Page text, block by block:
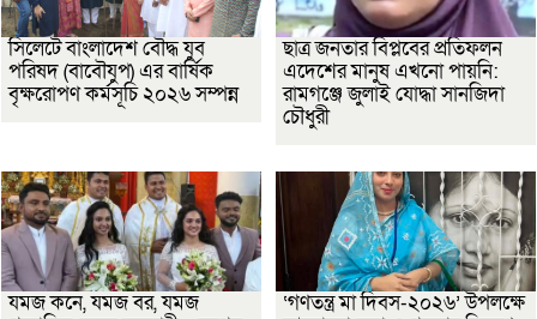
সিলেটে বাংলাদেশ বৌদ্ধ যুব
পরিষদ (বাবৌযুপ) এর বার্ষিক
বৃক্ষরোপণ কর্মসূচি ২০২৬ সম্পন্ন
ছাত্র জনতার বিপ্লবের প্রতিফলন
এদেশের মানুষ এখনো পায়নি:
রামগঞ্জে জুলাই যোদ্ধা সানজিদা
চৌধুরী
যমজ কনে, যমজ বর, যমজ
‘গণতন্ত্র মা দিবস-২০২৬’ উপলক্ষে